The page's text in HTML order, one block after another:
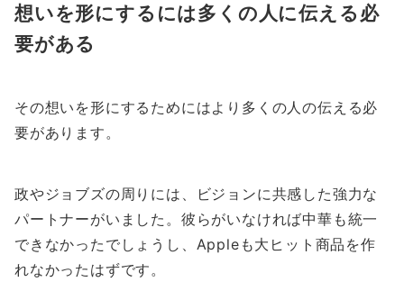
想いを形にするには多くの人に伝える必
要がある
その想いを形にするためにはより多くの人の伝える必
要があります。
政やジョブズの周りには、ビジョンに共感した強力な
パートナーがいました。彼らがいなければ中華も統一
できなかったでしょうし、Appleも大ヒット商品を作
れなかったはずです。